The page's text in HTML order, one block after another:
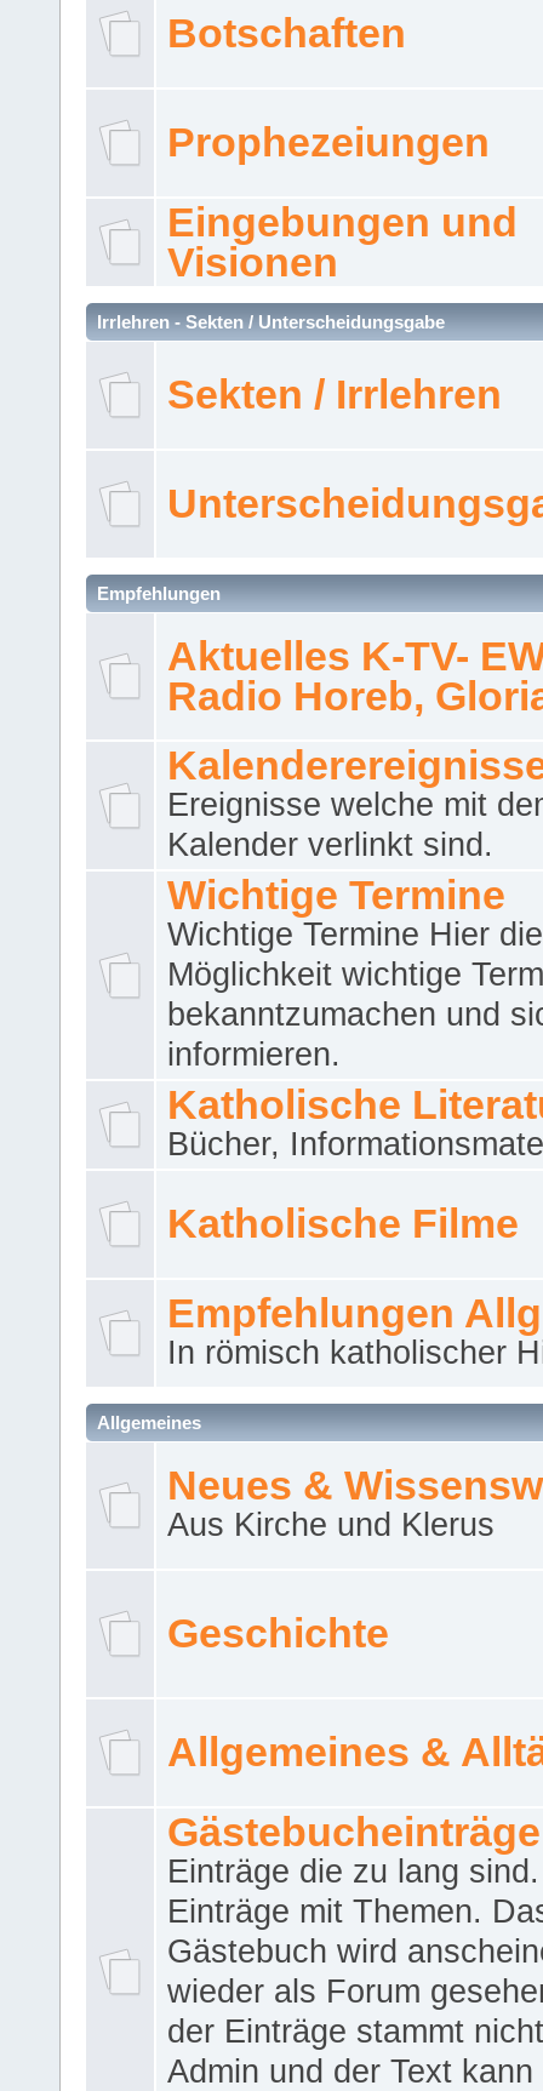
Botschaften
Prophezeiungen
Eingebungen und
Visionen
Irrlehren - Sekten / Unterscheidungsgabe
Sekten / Irrlehren
Empfehlungen
Aktuelles K-TV-
Radio Horeb,
Ereignisse welche mit
Kalender verlinkt sind.
Wichtige Termine
Wichtige Termine Hier die
Möglichkeit wichtige
bekanntzumachen und
informieren.
Katholische
Bücher,
Katholische Filme
Empfehlungen
In römisch katholischer
Allgemeines
Neues &
Aus Kirche und Klerus
Geschichte
Allgemeines &
Gästebucheinträge
Einträge die zu lang
Einträge mit Themen.
Gästebuch wird
wieder als Forum
der Einträge stammt
Admin und der Text kann